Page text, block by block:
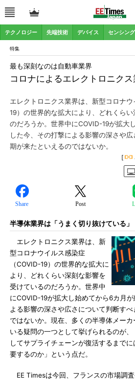
テクノロジー 先端技術 デバイス センシング
特集
コロナによるエレクトロニク
最も深刻なのは自動車業界
エレクトロニクス業界は、新型コロナ
19）の世界的な拡大により、どれくら
のだろうか。世界中にCOVID-19が拡大
した今、その打撃による影響の深さや
期が来たといえるのではないか。
[
Share Post
半導体業界は「うまく切り抜けている」
エレクトロニクス業界は、新
型コロナウイルス感染症
（COVID-19）の世界的な拡大に
より、どれくらい深刻な影響を
受けているのだろうか。世界中
にCOVID-19が拡大し始めてから6カ月
よる影響の深さや広さについて判断す
ではないか。現在、多くの半導体メー
いる疑問の一つとして挙げられるのが
してサプライチェーンが復活するまで
要するのか」という点だ。
EE Timesは今回、フランスの市場調